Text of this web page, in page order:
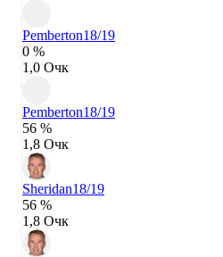
Pemberton18/19
0 %
1,0 Очк
Pemberton18/19
56 %
1,8 Очк
Sheridan18/19
56 %
1,8 Очк